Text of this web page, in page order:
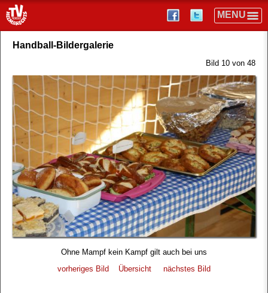
Handball-Bildergalerie
Bild 10 von 48
Ohne Mampf kein Kampf gilt auch bei uns
vorheriges Bild
Übersicht nächstes Bild